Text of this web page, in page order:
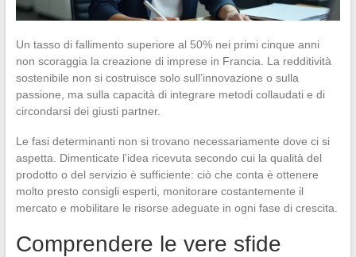
Un tasso di fallimento superiore al 50% nei primi cinque anni
non scoraggia la creazione di imprese in Francia. La redditività
sostenibile non si costruisce solo sull’innovazione o sulla
passione, ma sulla capacità di integrare metodi collaudati e di
circondarsi dei giusti partner.
Le fasi determinanti non si trovano necessariamente dove ci si
aspetta. Dimenticate l’idea ricevuta secondo cui la qualità del
prodotto o del servizio è sufficiente: ciò che conta è ottenere
molto presto consigli esperti, monitorare costantemente il
mercato e mobilitare le risorse adeguate in ogni fase di crescita.
Comprendere le vere sfide